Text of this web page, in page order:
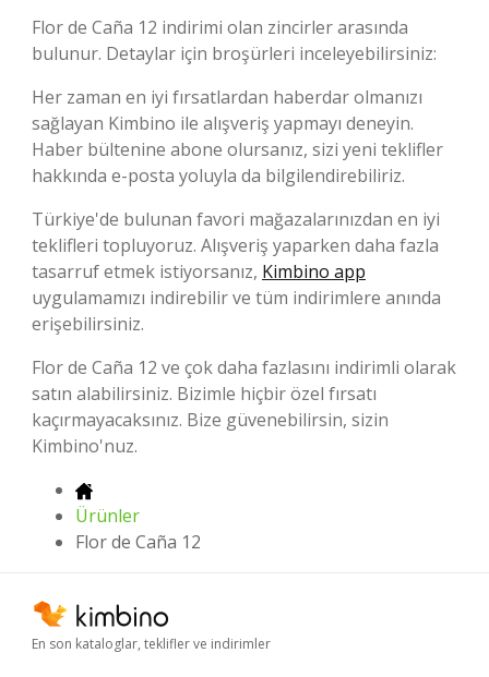
Flor de Caña 12 indirimi olan zincirler arasında
bulunur. Detaylar için broşürleri inceleyebilirsiniz:
Her zaman en iyi fırsatlardan haberdar olmanızı
sağlayan Kimbino ile alışveriş yapmayı deneyin.
Haber bültenine abone olursanız, sizi yeni teklifler
hakkında e-posta yoluyla da bilgilendirebiliriz.
Türkiye'de bulunan favori mağazalarınızdan en iyi
teklifleri topluyoruz. Alışveriş yaparken daha fazla
tasarruf etmek istiyorsanız, Kimbino app
uygulamamızı indirebilir ve tüm indirimlere anında
erişebilirsiniz.
Flor de Caña 12 ve çok daha fazlasını indirimli olarak
satın alabilirsiniz. Bizimle hiçbir özel fırsatı
kaçırmayacaksınız. Bize güvenebilirsin, sizin
Kimbino'nuz.
Ürünler
Flor de Caña 12
En son kataloglar, teklifler ve indirimler